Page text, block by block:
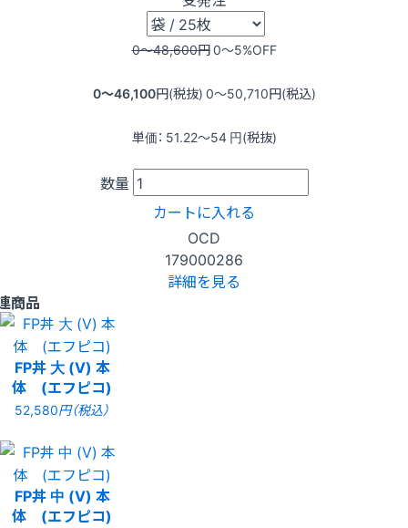
0〜48,600円0〜5%OFF
0〜46,100円(税抜) 0〜50,710円(税込)
単価： 51.22〜54 円(税抜)
数量
カートに入れる
OCD
179000286
詳細を見る
商品
FP丼 大 (V) 本
体 (エフピコ)
52,580円（税込）
FP丼 中 (V) 本
体 (エフピコ)